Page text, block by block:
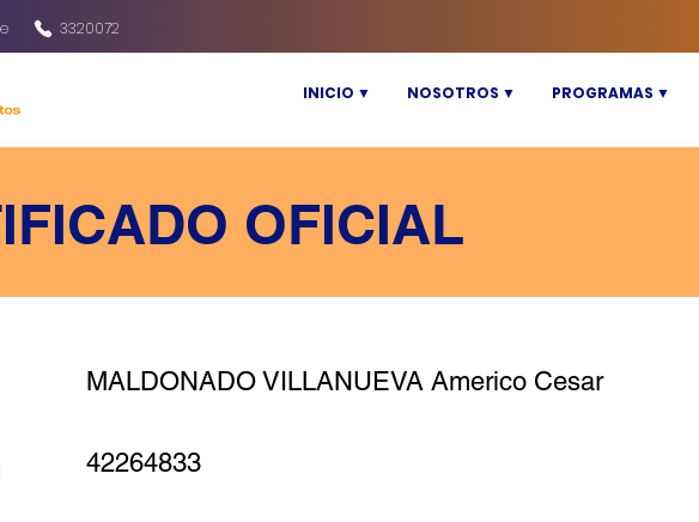
3320072
INICIO ▼ NOSOTROS ▼ PROGRAMAS ▼
OFICIAL
MALDONADO VILLANUEVA Americo Cesar
42264833